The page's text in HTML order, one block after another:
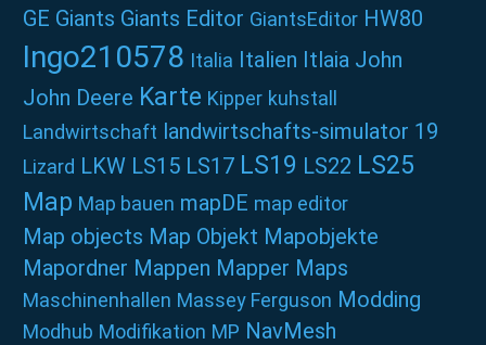
GE Giants Giants Editor GiantsEditor HW80
Ingo210578 Italia Italien Itlaia John
John Deere Karte Kipper kuhstall
Landwirtschaft landwirtschafts-simulator 19
Lizard LKW LS15 LS17 LS19 LS22 LS25
Map Map bauen mapDE map editor
Map objects Map Objekt Mapobjekte
Mapordner Mappen Mapper Maps
Maschinenhallen Massey Ferguson Modding
Modhub Modifikation MP NavMesh